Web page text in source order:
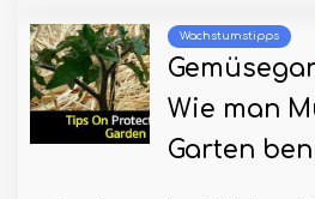
Wachstumstipps
Wie man
Garten